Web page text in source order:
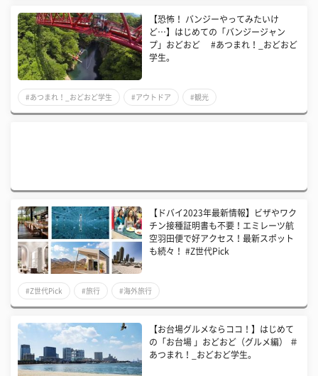
【恐怖！ バンジーやってみたいけ
ど…】はじめての「バンジージャン
プ」おどおど #あつまれ！_おどおど
学生。
#あつまれ！_おどおど学生 #アウトドア #観光
【ドバイ2023年最新情報】ビザやワク
チン接種証明書も不要！エミレーツ航
空羽田便で好アクセス！最新スポット
も続々！ #Z世代Pick
#Z世代Pick #旅行 #海外旅行
【お台場グルメならココ！】はじめて
の「お台場 」おどおど（グルメ編） ＃
あつまれ！_おどおど学生。